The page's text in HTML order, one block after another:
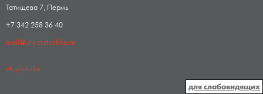
Татищева 7, Пермь
+7 342 258 36 40
mail@shkolatochka.ru
vkyoutube
для слабовидящих